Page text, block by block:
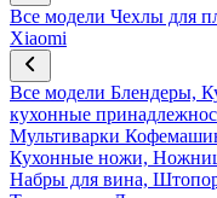
Все модели Чехлы для
Xiaomi
Все модели Блендеры,
кухонные
Мультиварки
Кухонные ножи,
Набры для вина,